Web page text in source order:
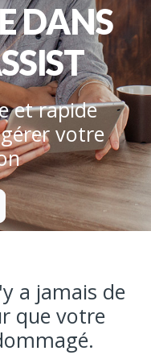
DANS
et rapide
votre
a jamais de
que votre